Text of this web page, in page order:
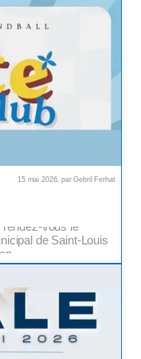
rendez-vous le
de Saint-Louis
15 mai 2026, par Gebril Ferhat